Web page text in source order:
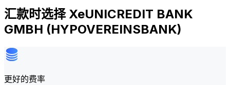
汇款时选择 XeUNICREDIT BANK
GMBH (HYPOVEREINSBANK)
更好的费率